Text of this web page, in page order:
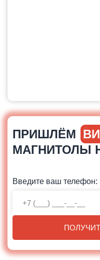
ПРИШЛЁМ
МАГНИТОЛЫ
Введите ваш телефон: